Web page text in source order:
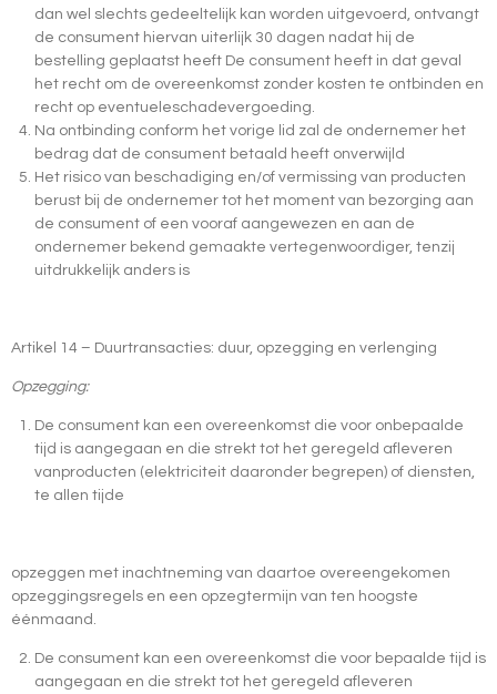
dan wel slechts gedeeltelijk kan worden uitgevoerd, ontvangt
de consument hiervan uiterlijk 30 dagen nadat hij de
bestelling geplaatst heeft De consument heeft in dat geval
het recht om de overeenkomst zonder kosten te ontbinden en
recht op eventueleschadevergoeding.
Na ontbinding conform het vorige lid zal de ondernemer het
bedrag dat de consument betaald heeft onverwijld
Het risico van beschadiging en/of vermissing van producten
berust bij de ondernemer tot het moment van bezorging aan
de consument of een vooraf aangewezen en aan de
ondernemer bekend gemaakte vertegenwoordiger, tenzij
uitdrukkelijk anders is
Artikel 14 – Duurtransacties: duur, opzegging en verlenging
Opzegging:
De consument kan een overeenkomst die voor onbepaalde
tijd is aangegaan en die strekt tot het geregeld afleveren
vanproducten (elektriciteit daaronder begrepen) of diensten,
te allen tijde
opzeggen met inachtneming van daartoe overeengekomen
opzeggingsregels en een opzegtermijn van ten hoogste
éénmaand.
De consument kan een overeenkomst die voor bepaalde tijd is
aangegaan en die strekt tot het geregeld afleveren